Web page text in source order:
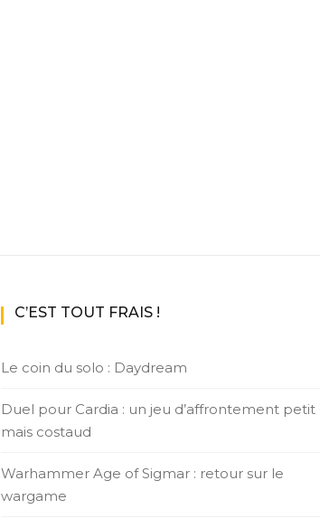
C’EST TOUT FRAIS !
Le coin du solo : Daydream
Duel pour Cardia : un jeu d’affrontement petit
mais costaud
Warhammer Age of Sigmar : retour sur le
wargame